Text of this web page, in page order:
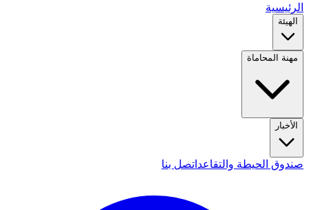
الرئيسية
الهيئة
مهنة المحاماة
الأخبار
صندوق الحيطة والتقاعد اتصل بنا